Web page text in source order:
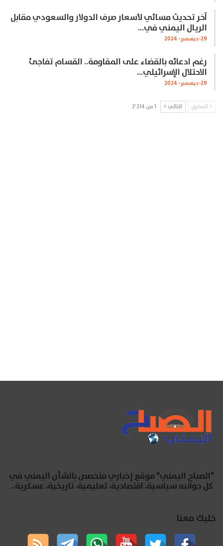
آخر تحديث مسائي لأسعار صرف الدولار والسعودي مقابل
الريال اليمني في…
29-ديسمبر- 2024
رغم ادعائه بالقضاء على المقاومة.. القسام تفاجئ
الاحتلال الإسرائيلي…
29-ديسمبر- 2024
السابق التالي 1 من 2٬214
"الصباح اليمني" موقع إخباري متخصص بالشأن اليمني في
كل جوانبه سياسية، اقتصادية، تعليمية، تاريخية، عسكرية..
خليك معنا